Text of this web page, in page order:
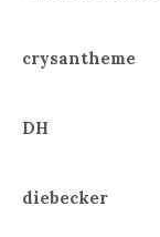
crysantheme
DH
diebecker